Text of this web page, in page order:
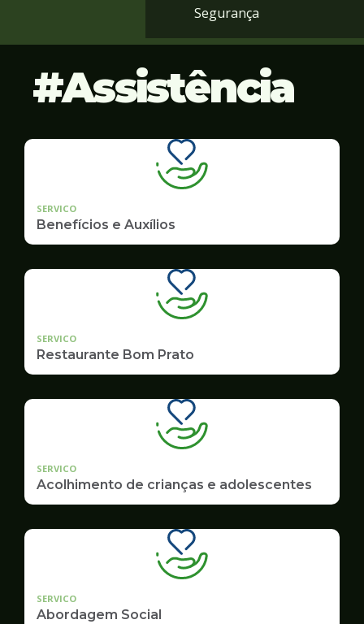
Segurança
Assistência
SERVICO
Benefícios e Auxílios
SERVICO
Restaurante Bom Prato
SERVICO
Acolhimento de crianças e adolescentes
SERVICO
Abordagem Social